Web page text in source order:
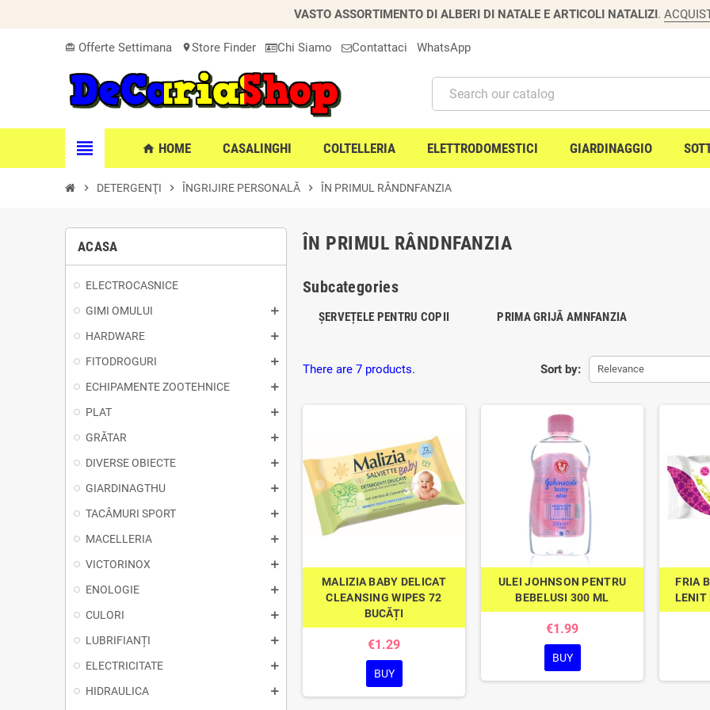
VASTO ASSORTIMENTO DI ALBERI DI NATALE E ARTICOLI NATALIZI.
card_giftcard Offerte Settimana location_onStore Finder Chi Siamo Contattaci WhatsApp
view_headline home HOME CASALINGHI COLTELLERIA ELETTRODOMESTICI GIARDINAGGIO
chevron_right DETERGENŢI chevron_right ÎNGRIJIRE PERSONALĂ chevron_right ÎN PRIMUL RÂNDNFANZIA
ACASA
ELECTROCASNICE
GIMI OMULUI
HARDWARE
FITODROGURI
ECHIPAMENTE ZOOTEHNICE
PLAT
GRĂTAR
DIVERSE OBIECTE
GIARDINAGTHU
TACÂMURI SPORT
MACELLERIA
VICTORINOX
ENOLOGIE
CULORI
LUBRIFIANȚI
ELECTRICITATE
HIDRAULICA
ÎN PRIMUL RÂNDNFANZIA
Subcategories
ȘERVEȚELE PENTRU COPII PRIMA GRIJĂ AMNFANZIA
Sort by: Relevance
There are 7 products.
MALIZIA BABY DELICAT
CLEANSING WIPES 72
BUCĂȚI
€1.29
BUY
ULEI JOHNSON PENTRU
BEBELUSI 300 ML
€1.99
BUY
FRIA
LENIT